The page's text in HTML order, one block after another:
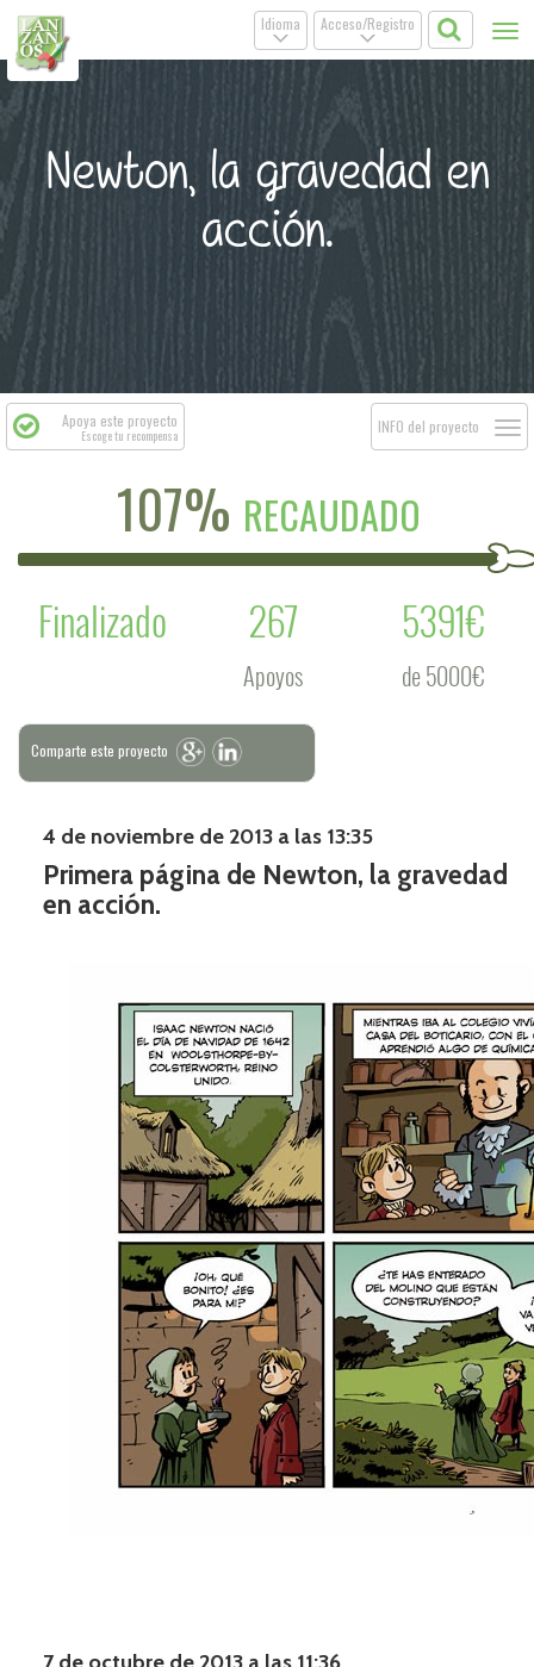
Acceso/Registro
.
Idioma
.
Newton, la gravedad en
acción.
Apoya este proyecto
Escoge tu recompensa INFO del proyecto
107% RECAUDADO
Finalizado
267
Apoyos
5391€
de 5000€
Comparte este proyecto
4 de noviembre de 2013 a las 13:35
Primera página de Newton, la gravedad
en acción.